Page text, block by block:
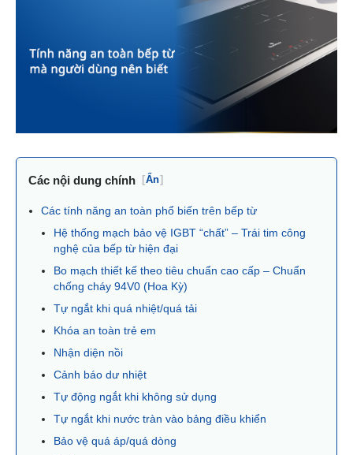
Các nội dung chính [Ẩn]
Các tính năng an toàn phổ biến trên bếp từ
Hệ thống mạch bảo vệ IGBT “chất” – Trái tim công
nghệ của bếp từ hiện đại
Bo mạch thiết kế theo tiêu chuẩn cao cấp – Chuẩn
chống cháy 94V0 (Hoa Kỳ)
Tự ngắt khi quá nhiệt/quá tải
Khóa an toàn trẻ em
Nhận diện nồi
Cảnh báo dư nhiệt
Tự động ngắt khi không sử dụng
Tự ngắt khi nước tràn vào bảng điều khiển
Bảo vệ quá áp/quá dòng